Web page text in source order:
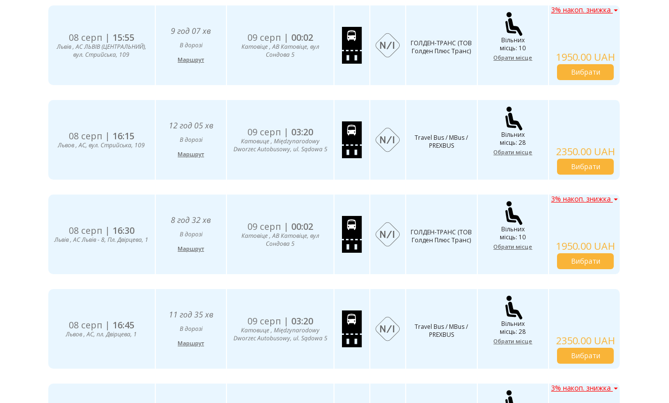
08 серп | 15:55
Львів , AC ЛЬВІВ (ЦЕНТРАЛЬНИЙ),
вул. Стрийська, 109
9 год 07 хв
В дорозі
Маршрут
09 серп | 00:02
Катовіце , АВ Катовіце, вул
Сондова 5
ГОЛДЕН-ТРАНС (ТОВ
Голден Плюс Транс)
Вільних
місць: 10
Обрати місце
3% накоп. знижка
1950.00 UAH
Вибрати
08 серп | 16:15
Львов , АС, вул. Стрийська, 109
12 год 05 хв
В дорозі
Маршрут
09 серп | 03:20
Катовице , Międzynarodowy
Dworzec Autobusowy, ul. Sądowa 5
Travel Bus / MBus /
PREXBUS
Вільних
місць: 28
Обрати місце 2350.00 UAH
Вибрати
08 серп | 16:30
Львів , АС Львів - 8, Пл. Двірцева, 1
8 год 32 хв
В дорозі
Маршрут
09 серп | 00:02
Катовіце , АВ Катовіце, вул
Сондова 5
ГОЛДЕН-ТРАНС (ТОВ
Голден Плюс Транс)
Вільних
місць: 10
Обрати місце
3% накоп. знижка
1950.00 UAH
Вибрати
08 серп | 16:45
Львов , АС, пл. Двірцева, 1
11 год 35 хв
В дорозі
Маршрут
09 серп | 03:20
Катовице , Międzynarodowy
Dworzec Autobusowy, ul. Sądowa 5
Travel Bus / MBus /
PREXBUS
Вільних
місць: 28
Обрати місце 2350.00 UAH
Вибрати
3% накоп. знижка